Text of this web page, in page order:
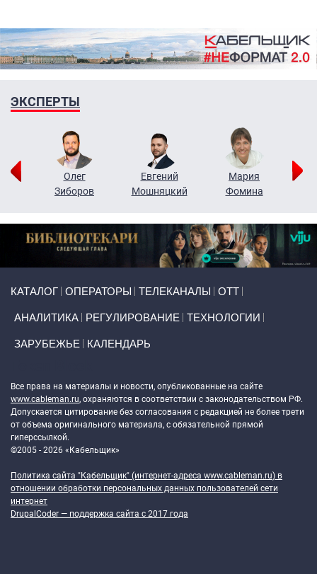
ЭКСПЕРТЫ
Олег
Зиборов
Евгений
Мошняцкий
Мария
Фомина
КАТАЛОГ ОПЕРАТОРЫ ТЕЛЕКАНАЛЫ ОТТ
АНАЛИТИКА РЕГУЛИРОВАНИЕ ТЕХНОЛОГИИ
ЗАРУБЕЖЬЕ КАЛЕНДАРЬ
Все права на материалы и новости, опубликованные на сайте
www.cableman.ru, охраняются в соответствии с законодательством РФ.
Допускается цитирование без согласования с редакцией не более трети
от объема оригинального материала, с обязательной прямой
гиперссылкой.
©2005 - 2026 «Кабельщик»
Политика сайта "Кабельщик" (интернет-адреса www.cableman.ru) в
отношении обработки персональных данных пользователей сети
интернет
DrupalCoder — поддержка сайта c 2017 года